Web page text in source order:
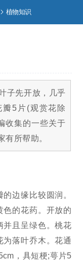
植物知识
子先开放，几乎
5片(观赏花除
收集的一些关于
有所帮助。
边缘比较圆润。
色的花药。开放的
并且呈绿色。桃花
落叶乔木。花通
，具短梗;萼片5